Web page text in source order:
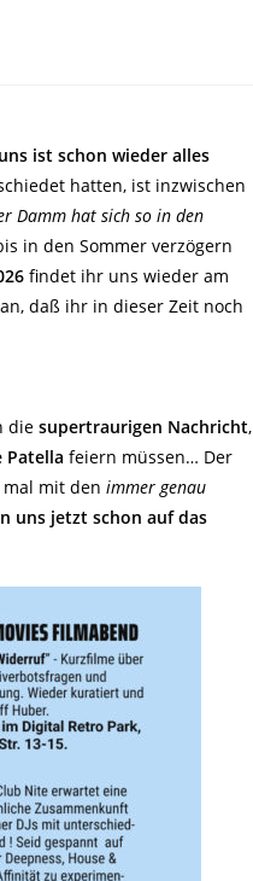
ist schon wieder alles
hatten, ist inzwischen
Damm hat sich so in den
in den Sommer verzögern
findet ihr uns wieder am
daß ihr in dieser Zeit noch
die supertraurigen Nachricht,
Patella feiern müssen… Der
mal mit den immer genau
uns jetzt schon auf das